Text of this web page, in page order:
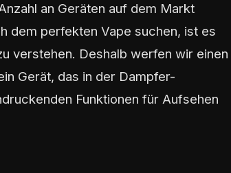
an Geräten auf dem Markt
dem perfekten Vape suchen, ist es
verstehen. Deshalb werfen wir einen
Gerät, das in der Dampfer-
Funktionen für Aufsehen